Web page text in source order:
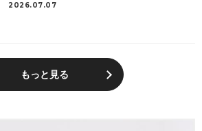
2026.07.07
もっと見る